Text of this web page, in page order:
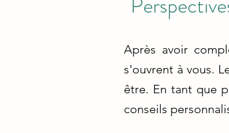
Après avoir
s'ouvrent à vous.
être. En tant que
conseils